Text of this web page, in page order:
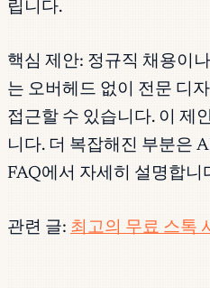
립니다.
핵심 제안: 정규직 채용이
는 오버헤드 없이 전문 디
접근할 수 있습니다. 이 제
니다. 더 복잡해진 부분은
FAQ에서 자세히 설명합니
관련 글: 최고의 무료 스톡